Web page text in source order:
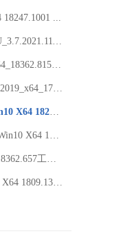
18247.1001 ...
【2021-12-13】EasyU_3.7.2021.1119_VIP (
【2020-5-5】1903_x64_18362.815 实用精简
【2020-5-16】Server 2019_x64_17763.1217
【RS6】【9-19】Win10 X64 18242.1000专业
【带商店】【9-23】Win10 X64 1803.319 适
【2020-2-14】1903_18362.657工作站自定义
【11-14】【免费版】X64 1809.134 LTSC-精